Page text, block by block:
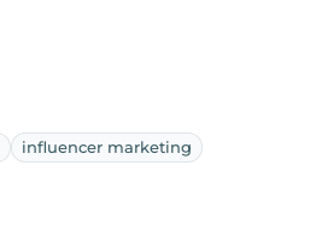
influencer marketing